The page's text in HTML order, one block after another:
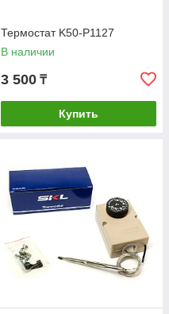
Термостат K50-P1127
В наличии
3 500 ₸
Купить